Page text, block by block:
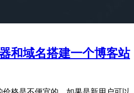
和域名搭建一个博客站